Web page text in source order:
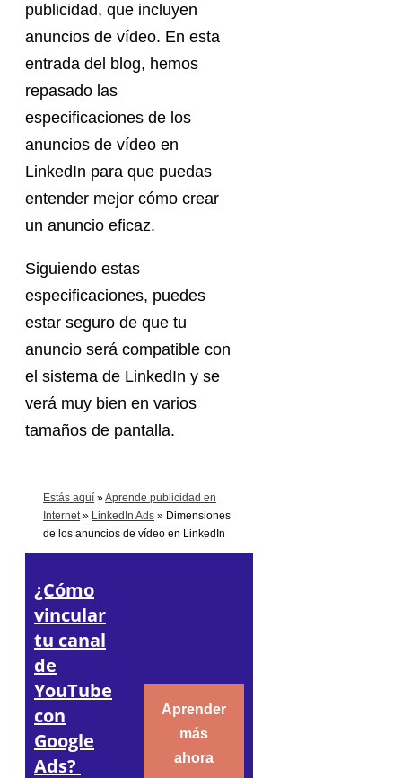
publicidad, que incluyen
anuncios de vídeo. En esta
entrada del blog, hemos
repasado las
especificaciones de los
anuncios de vídeo en
LinkedIn para que puedas
entender mejor cómo crear
un anuncio eficaz.
Siguiendo estas
especificaciones, puedes
estar seguro de que tu
anuncio será compatible con
el sistema de LinkedIn y se
verá muy bien en varios
tamaños de pantalla.
Estás aquí »Aprende publicidad en
Internet» LinkedIn Ads » Dimensiones
de los anuncios de vídeo en LinkedIn
¿Cómo
vincular
tu canal
de
YouTube
con
Google
Ads?
Aprender
más
ahora